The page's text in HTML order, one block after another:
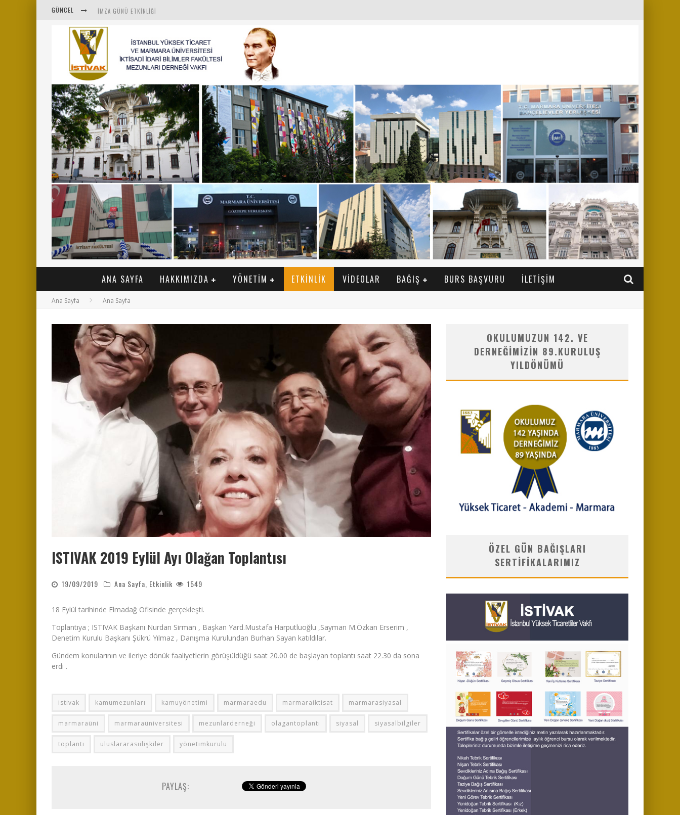
GÜNCEL İMZA GÜNÜ ETKINLIĞI
İSTİVAK 2025 HAZIRAN AYI OLAĞAN YÖNETIM KURULU
İSTİVAK 2025 NISAN AYI YÖNETIM KURULU TOPLANTISI
MENTÖR-MARMARA PROJESI KAHVALTI BULUŞMASI
“RUH VE BEDENİN UYANIŞI” KONULU ETKINLIĞIMIZDEN KARELER
SAHNE SANATLARINDA İZ BIRAKAN CUMHURİYET KADINLARI
MARMARA ÜNIVERSITESI REKTÖRÜ SAYIN MEHMET EMIN OKUR’A NEZAKET ZIYARETI
ANA SAYFA HAKKIMIZDA YÖNETIM ETKINLIK VIDEOLAR BAĞIŞ BURS BAŞVURU İLETIŞIM
Ana Sayfa Ana Sayfa
ISTIVAK 2019 Eylül Ayı Olağan Toplantısı
19/09/2019 Ana Sayfa Etkinlik 1549
18 Eylül tarihinde Elmadağ Ofisinde gerçekleşti.
Toplantıya ; ISTIVAK Başkanı Nurdan Sirman , Başkan Yard.Mustafa Harputluoğlu ,Sayman M.Özkan Erserim ,
Denetim Kurulu Başkanı Şükrü Yılmaz , Danışma Kurulundan Burhan Sayan katıldılar.
Gündem konularının ve ileriye dönük faaliyetlerin görüşüldüğü saat 20.00 de başlayan toplantı saat 22.30 da sona
erdi .
istivak kamumezunları kamuyönetimi marmaraedu marmaraiktisat marmarasiyasal
marmaraüni marmaraüniversitesi mezunlarderneği olagantoplantı siyasal siyasalbilgiler
toplantı uluslararasıilişkiler yönetimkurulu
PAYLAŞ:
OKULUMUZUN 142. VE
DERNEĞIMIZIN 89.KURULUŞ
YILDÖNÜMÜ
ÖZEL GÜN BAĞIŞLARI
SERTIFIKALARIMIZ